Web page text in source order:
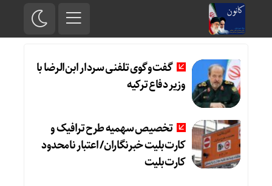
گفت‌وگوی تلفنی سردار ابن‌الرضا با
وزیر دفاع ترکیه
تخصیص سهمیه طرح ترافیک و
کارت‌بلیت خبرنگاران/ اعتبار نامحدود
کارت‌بلیت